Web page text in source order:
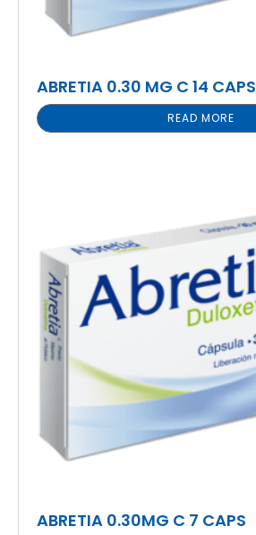
ABRETIA 0.30 MG C 14 CAPS
READ MORE
ABRETIA 0.30MG C 7 CAPS